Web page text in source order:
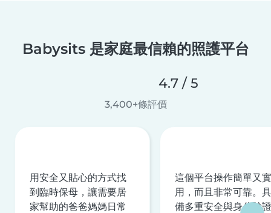
Babysits 是家庭最信賴的照護平台
4.7 / 5
3,400+條評價
用安全又貼心的方式找
到臨時保母，讓需要居
家幫助的爸爸媽媽日常
這個平台操作簡單又實
用，而且非常可靠。具
備多重安全與身分驗證